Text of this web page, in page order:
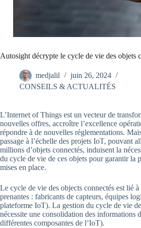
Autosight décrypte le cycle de vie des objets
medjalil
juin 26, 2024
CONSEILS & ACTUALITÉS
L’Internet of Things est un vecteur de
nouvelles offres, accroître l’excellence
répondre à de nouvelles réglementations.
passage à l’échelle des projets IoT, pouvant
millions d’objets connectés, induisent la
du cycle de vie de ces objets pour garantir la
mises en place.
Le cycle de vie des objects connectés est lié
prenantes : fabricants de capteurs, équipes
plateforme IoT). La gestion du cycle de vie
nécessite une consolidation des informations
différentes composantes de l’IoT).